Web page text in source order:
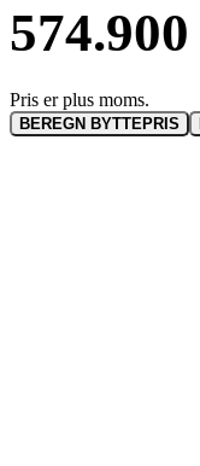
574.900
BEREGN BYTTEPRIS